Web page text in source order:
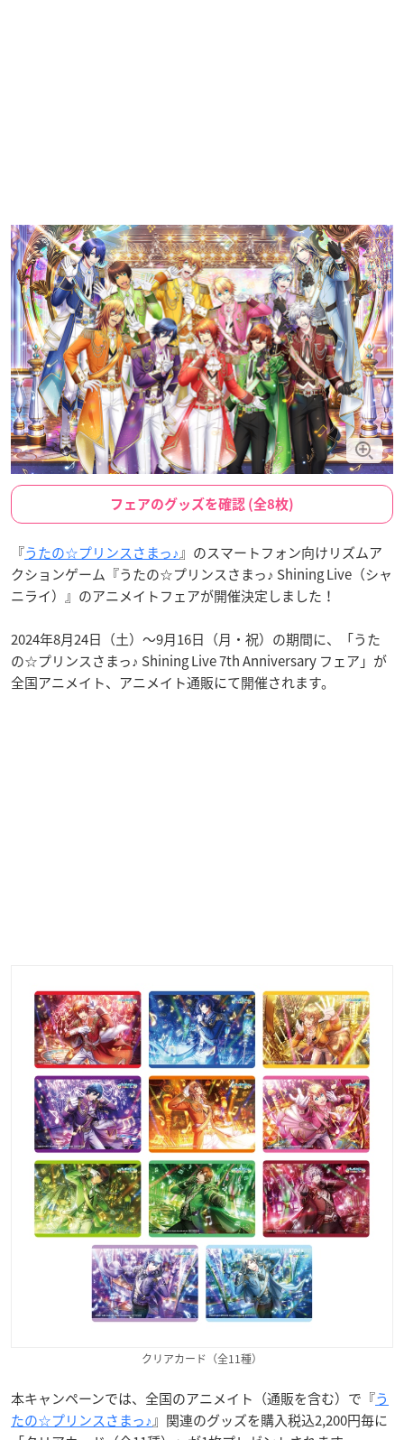
フェアのグッズを確認 (全8枚)
『うたの☆プリンスさまっ♪』のスマートフォン向けリズムア
クションゲーム『うたの☆プリンスさまっ♪ Shining Live（シャ
ニライ）』のアニメイトフェアが開催決定しました！
2024年8月24日（土）～9月16日（月・祝）の期間に、「うた
の☆プリンスさまっ♪ Shining Live 7th Anniversary フェア」が
全国アニメイト、アニメイト通販にて開催されます。
クリアカード（全11種）
本キャンペーンでは、全国のアニメイト（通販を含む）で『う
たの☆プリンスさまっ♪』関連のグッズを購入税込2,200円毎に